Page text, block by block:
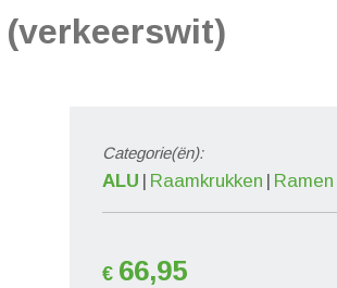
Categorie(ën):
ALU Raamkrukken Ramen
€ 66,95